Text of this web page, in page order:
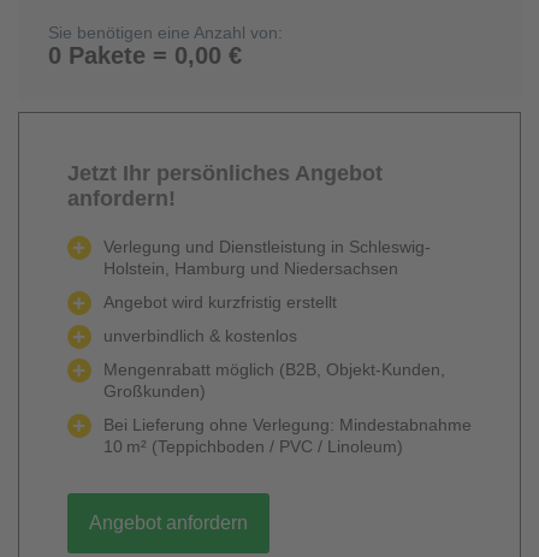
Sie benötigen eine Anzahl von:
0 Pakete = 0,00 €
Jetzt Ihr persönliches Angebot
anfordern!
Verlegung und Dienstleistung in Schleswig-
Holstein, Hamburg und Niedersachsen
Angebot wird kurzfristig erstellt
unverbindlich & kostenlos
Mengenrabatt möglich (B2B, Objekt-Kunden,
Großkunden)
Bei Lieferung ohne Verlegung: Mindestabnahme
10 m² (Teppichboden / PVC / Linoleum)
Angebot anfordern